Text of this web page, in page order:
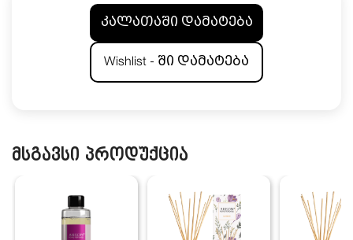
კალათაში დამატება
Wishlist - ში დამატება
მსგავსი პროდუქცია